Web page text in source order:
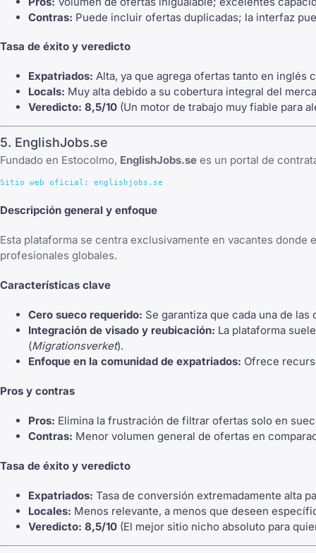
Contras: Puede incluir ofertas duplicadas; la interfaz
Tasa de éxito y veredicto
Expatriados: Alta, ya que agrega ofertas tanto en inglés
Locals: Muy alta debido a su cobertura integral del
Veredicto: 8,5/10 (Un motor de trabajo muy fiable para
5. EnglishJobs.se
Fundado en Estocolmo, EnglishJobs.se es un portal de
Descripción general y enfoque
Esta plataforma se centra exclusivamente en vacantes
profesionales globales.
Características clave
Cero sueco requerido: Se garantiza que cada una de
Integración de visado y reubicación: La plataforma
(Migrationsverket).
Enfoque en la comunidad de expatriados: Ofrece
Pros y contras
Pros: Elimina la frustración de filtrar ofertas solo en
Contras: Menor volumen general de ofertas en
Tasa de éxito y veredicto
Expatriados: Tasa de conversión extremadamente alta
Locales: Menos relevante, a menos que deseen
Veredicto: 8,5/10 (El mejor sitio nicho absoluto para